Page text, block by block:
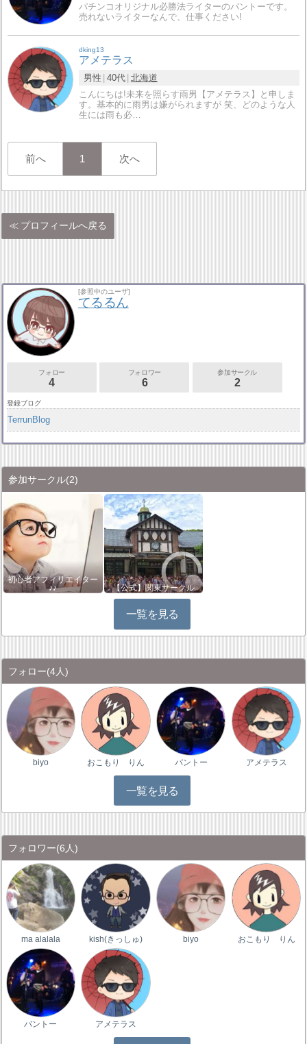
パチンコオリジナル必勝法ライターのバントーです。
売れないライターなんで、仕事ください!
dking13
アメテラス
男性 40代 北海道
こんにちは!未来を照らす雨男【アメテラス】と申しま
す。基本的に雨男は嫌がられますが 笑、どのような人
生には雨も必…
前へ 1 次へ
プロフィールへ戻る
[参照中のユーザ]
てるるん
フォロー
4
フォロワー
6
参加サークル
2
登録ブログ
TerrunBlog
参加サークル(2)
初心者アフィリエイター
♪♪
【公式】関東サークル
一覧を見る
フォロー(4人)
biyo おこもり りん バントー アメテラス
一覧を見る
フォロワー(6人)
ma alalala kish(きっしゅ) biyo おこもり りん
バントー アメテラス